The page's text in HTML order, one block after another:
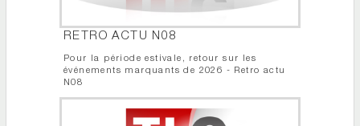
RETRO ACTU N08
Pour la période estivale, retour sur les
événements marquants de 2026 - Retro actu
N08